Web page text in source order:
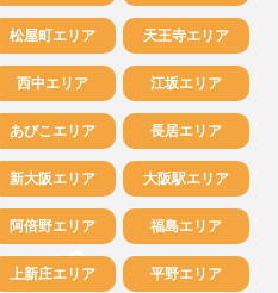
松屋町エリア 天王寺エリア
西中エリア 江坂エリア
あびこエリア 長居エリア
新大阪エリア 大阪駅エリア
阿倍野エリア 福島エリア
上新庄エリア 平野エリア